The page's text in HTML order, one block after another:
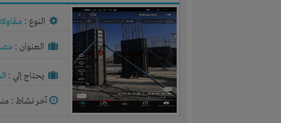
النوع :
العنوان :
يحتاج إلي :
آخر نشاط : منذ 3